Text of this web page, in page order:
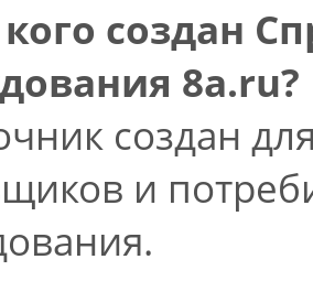
создан
8a.ru?
создан
и